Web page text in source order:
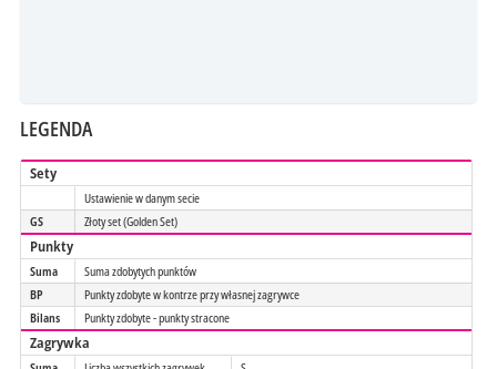
LEGENDA
Sety
Ustawienie w danym secie
GS
Złoty set (Golden Set)
Punkty
Suma
Suma zdobytych punktów
BP
Punkty zdobyte w kontrze przy własnej zagrywce
Bilans
Punkty zdobyte - punkty stracone
Zagrywka